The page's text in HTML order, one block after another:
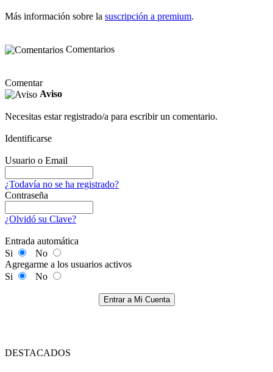
Más información sobre la suscripción a premium.
Comentarios
Comentar
Aviso
Necesitas estar registrado/a para escribir un comentario.
Identificarse
Usuario o Email
¿Todavía no se ha registrado?
Contraseña
¿Olvidó su Clave?
Entrada automática
Si
No
Agregarme a los usuarios activos
Si
No
Entrar a Mi Cuenta
DESTACADOS